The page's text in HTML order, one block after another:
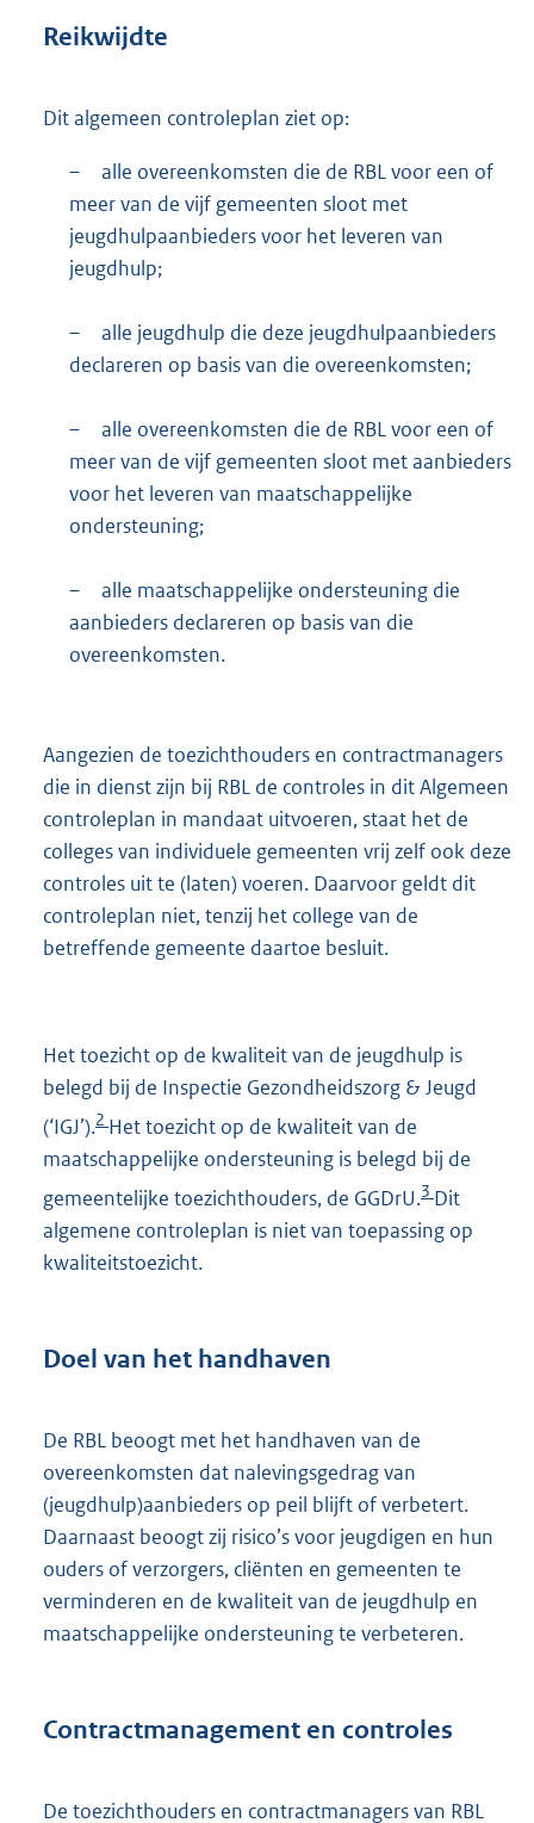
Reikwijdte
Dit algemeen controleplan ziet op:
–
alle overeenkomsten die de RBL voor een of
meer van de vijf gemeenten sloot met
jeugdhulpaanbieders voor het leveren van
jeugdhulp;
–
alle jeugdhulp die deze jeugdhulpaanbieders
declareren op basis van die overeenkomsten;
–
alle overeenkomsten die de RBL voor een of
meer van de vijf gemeenten sloot met aanbieders
voor het leveren van maatschappelijke
ondersteuning;
–
alle maatschappelijke ondersteuning die
aanbieders declareren op basis van die
overeenkomsten.
Aangezien de toezichthouders en contractmanagers
die in dienst zijn bij RBL de controles in dit Algemeen
controleplan in mandaat uitvoeren, staat het de
colleges van individuele gemeenten vrij zelf ook deze
controles uit te (laten) voeren. Daarvoor geldt dit
controleplan niet, tenzij het college van de
betreffende gemeente daartoe besluit.
Het toezicht op de kwaliteit van de jeugdhulp is
belegd bij de Inspectie Gezondheidszorg & Jeugd
(‘IGJ’).2 Het toezicht op de kwaliteit van de
maatschappelijke ondersteuning is belegd bij de
gemeentelijke toezichthouders, de GGDrU.3 Dit
algemene controleplan is niet van toepassing op
kwaliteitstoezicht.
Doel van het handhaven
De RBL beoogt met het handhaven van de
overeenkomsten dat nalevingsgedrag van
(jeugdhulp)aanbieders op peil blijft of verbetert.
Daarnaast beoogt zij risico’s voor jeugdigen en hun
ouders of verzorgers, cliënten en gemeenten te
verminderen en de kwaliteit van de jeugdhulp en
maatschappelijke ondersteuning te verbeteren.
Contractmanagement en controles
De toezichthouders en contractmanagers van RBL